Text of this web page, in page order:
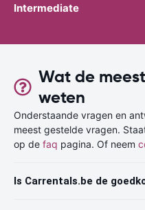
Intermediate
Wat de
weten
Onderstaande vragen en
meest gestelde vragen.
op de faq pagina. Of neem
Is Carrentals.be de